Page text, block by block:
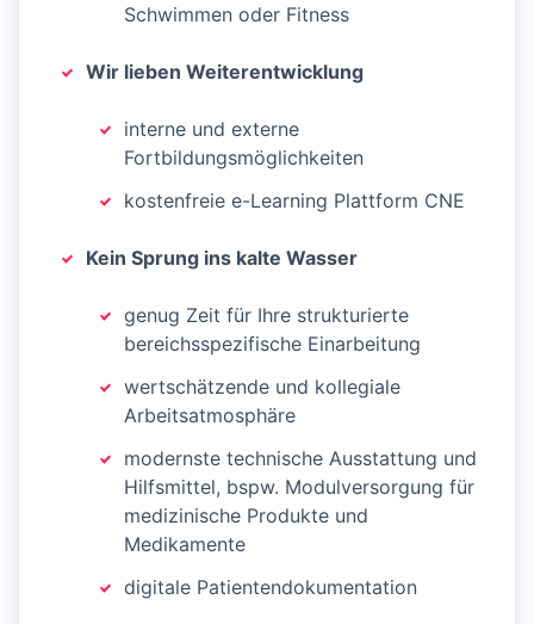
Schwimmen oder Fitness
Wir lieben Weiterentwicklung
interne und externe
Fortbildungsmöglichkeiten
kostenfreie e-Learning Plattform CNE
Kein Sprung ins kalte Wasser
genug Zeit für Ihre strukturierte
bereichsspezifische Einarbeitung
wertschätzende und kollegiale
Arbeitsatmosphäre
modernste technische Ausstattung und
Hilfsmittel, bspw. Modulversorgung für
medizinische Produkte und
Medikamente
digitale Patientendokumentation